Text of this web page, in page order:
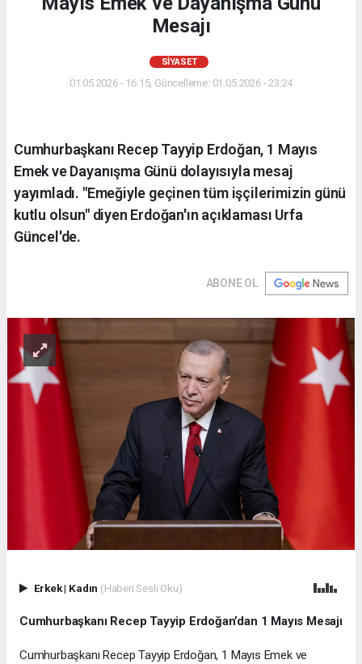
Mesajı
SIYASET
01.05.2026 - 16:15, Güncelleme: 01.05.2026 - 23:24
Cumhurbaşkanı Recep Tayyip Erdoğan, 1 Mayıs
Emek ve Dayanışma Günü dolayısıyla mesaj
yayımladı. "Emeğiyle geçinen tüm işçilerimizin günü
kutlu olsun" diyen Erdoğan'ın açıklaması Urfa
Güncel'de.
ABONE OL
Erkek| Kadın (Haberi Sesli Oku)
Cumhurbaşkanı Recep Tayyip Erdoğan’dan 1 Mayıs Mesajı
Cumhurbaşkanı Recep Tayyip Erdoğan, 1 Mayıs Emek ve